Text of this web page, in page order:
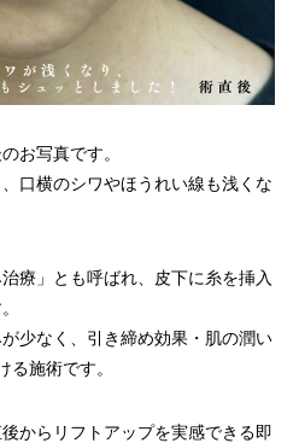
お写真です。
口横のシワやほうれい線も浅くな
療」とも呼ばれ、皮下に糸を挿入
少なく、引き締め効果・肌の潤い
る施術です。
からリフトアップを実感できる即